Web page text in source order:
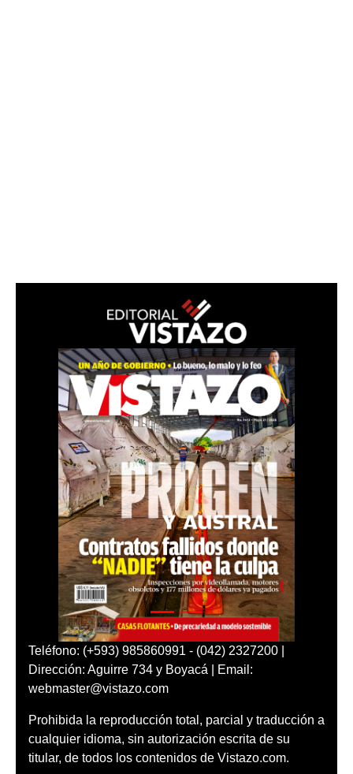
Teléfono: (+593) 985860991 - (042) 2327200 |
Dirección: Aguirre 734 y Boyacá | Email:
webmaster@vistazo.com
Prohibida la reproducción total, parcial y traducción a
cualquier idioma, sin autorización escrita de su
titular, de todos los contenidos de Vistazo.com.